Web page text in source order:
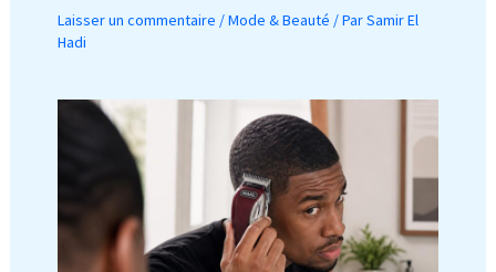
Laisser un commentaire /Mode & Beauté / ParSamir El
Hadi